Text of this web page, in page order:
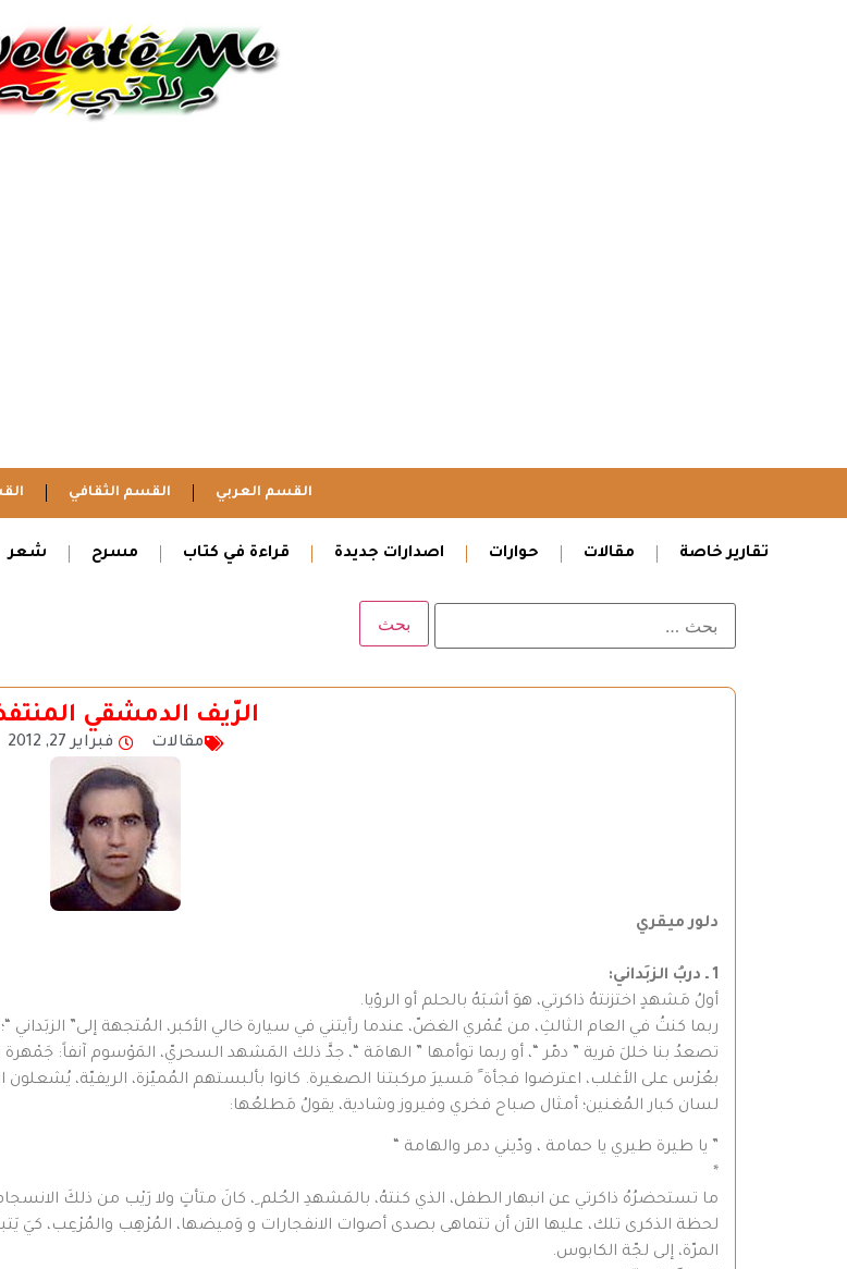
القسم العربي القسم الثقافي
تقارير خاصة مقالات حوارات اصدارات جديدة قراءة في كتاب مسرح شعر
الرّيف الدمشقي
مقالات فبراير 27, 2012
دلور ميقري
1 ـ دربُ الزبَداني:
أولُ مَشهدٍ اختزنتهُ ذاكرتي، هوَ أشبَهُ بالحلم أو الرؤيا.
ربما كنتُ في العام الثالثِ، من عُمْري الغضّ، عندما رأيتني في سيارة خالي الأكبر، المُتجهة إلى”
تصعدُ بنا خللَ قرية ” دمّر “، أو ربما توأمها ” الهامَة “، جدَّ ذلك المَشهد السحريّ، المَوْسوم آنفاً: جَمْهرة
بعُرْس على الأغلب، اعترضوا فجأة ً مَسيرَ مركبتنا الصغيرة. كانوا بألبستهم المُميّزة، الريفيّة،
لسان كبار المُغنين؛ أمثال صباح فخري وفيروز وشادية، يقولُ مَطلعُها:
” يا طيرة طيري يا حمامة ، ودّيني دمر والهامة “
*
ما تستحضرُهُ ذاكرتي عن انبهار الطفل، الذي كنتهُ، بالمَشهدِ الحُلم ِ، كانَ متأتٍ ولا رَيْب من ذلكَ
لحظة الذكرى تلك، عليها الآن أن تتماهى بصدى أصوات الانفجارات و وَميضها، المُرْهِب والمُرْعِب، كيَ
المرّة، إلى لجّة الكابوس.